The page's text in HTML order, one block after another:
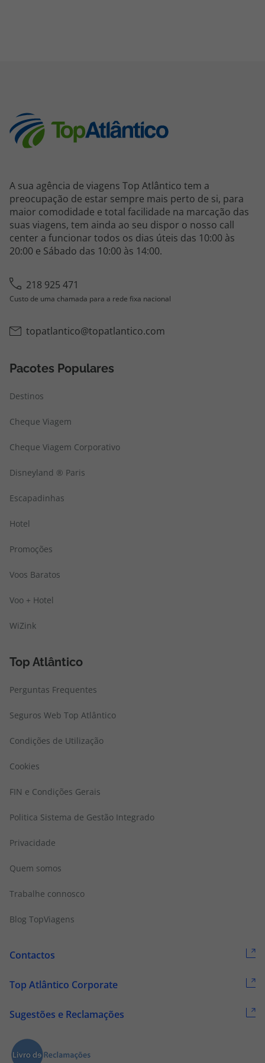
A sua agência de viagens Top Atlântico tem a
preocupação de estar sempre mais perto de si, para
maior comodidade e total facilidade na marcação das
suas viagens, tem ainda ao seu dispor o nosso call
center a funcionar todos os dias úteis das 10:00 às
20:00 e Sábado das 10:00 às 14:00.
218 925 471
Custo de uma chamada para a rede fixa nacional
topatlantico@topatlantico.com
Pacotes Populares
Destinos
Cheque Viagem
Cheque Viagem Corporativo
Disneyland ® Paris
Escapadinhas
Hotel
Promoções
Voos Baratos
Voo + Hotel
WiZink
Top Atlântico
Perguntas Frequentes
Seguros Web Top Atlântico
Condições de Utilização
Cookies
FIN e Condições Gerais
Politica Sistema de Gestão Integrado
Privacidade
Quem somos
Trabalhe connosco
Blog TopViagens
Contactos
Top Atlântico Corporate
Sugestões e Reclamações